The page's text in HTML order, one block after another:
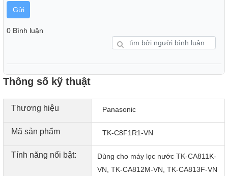
Gửi
0 Bình luận
Thông số kỹ thuật
Thương hiệu Panasonic
Mã sản phẩm TK-C8F1R1-VN
Tính năng nổi bật:
Dùng cho máy lọc nước TK-CA811K-
VN, TK-CA812M-VN, TK-CA813F-VN